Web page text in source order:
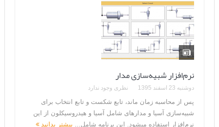
نرم‌افزار شبیه‌سازی مدار
دوشنبه 23 اسفند 1395 نظری وجود ندارد
پس از محاسبه زمان ماند، تابع شکست و تابع انتخاب برای
شبیه‌سازی آسیا و مدارهای شامل آسیا و هیدروسیکلون از این
نرم‌افزار استفاده می­شود. این برنامه شامل...
بیشتر بدانید